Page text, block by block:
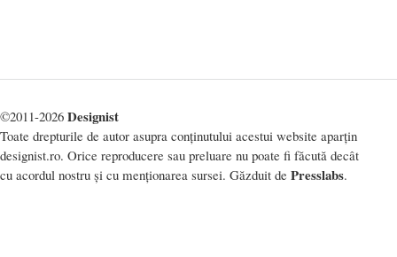
©2011-2026 Designist
Toate drepturile de autor asupra conținutului acestui website aparțin
designist.ro. Orice reproducere sau preluare nu poate fi făcută decât
cu acordul nostru și cu menționarea sursei. Găzduit de Presslabs.